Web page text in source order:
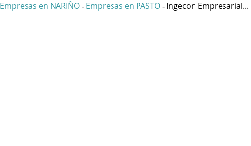
Empresas en NARIÑO - Empresas en PASTO - Ingecon Empresarial...